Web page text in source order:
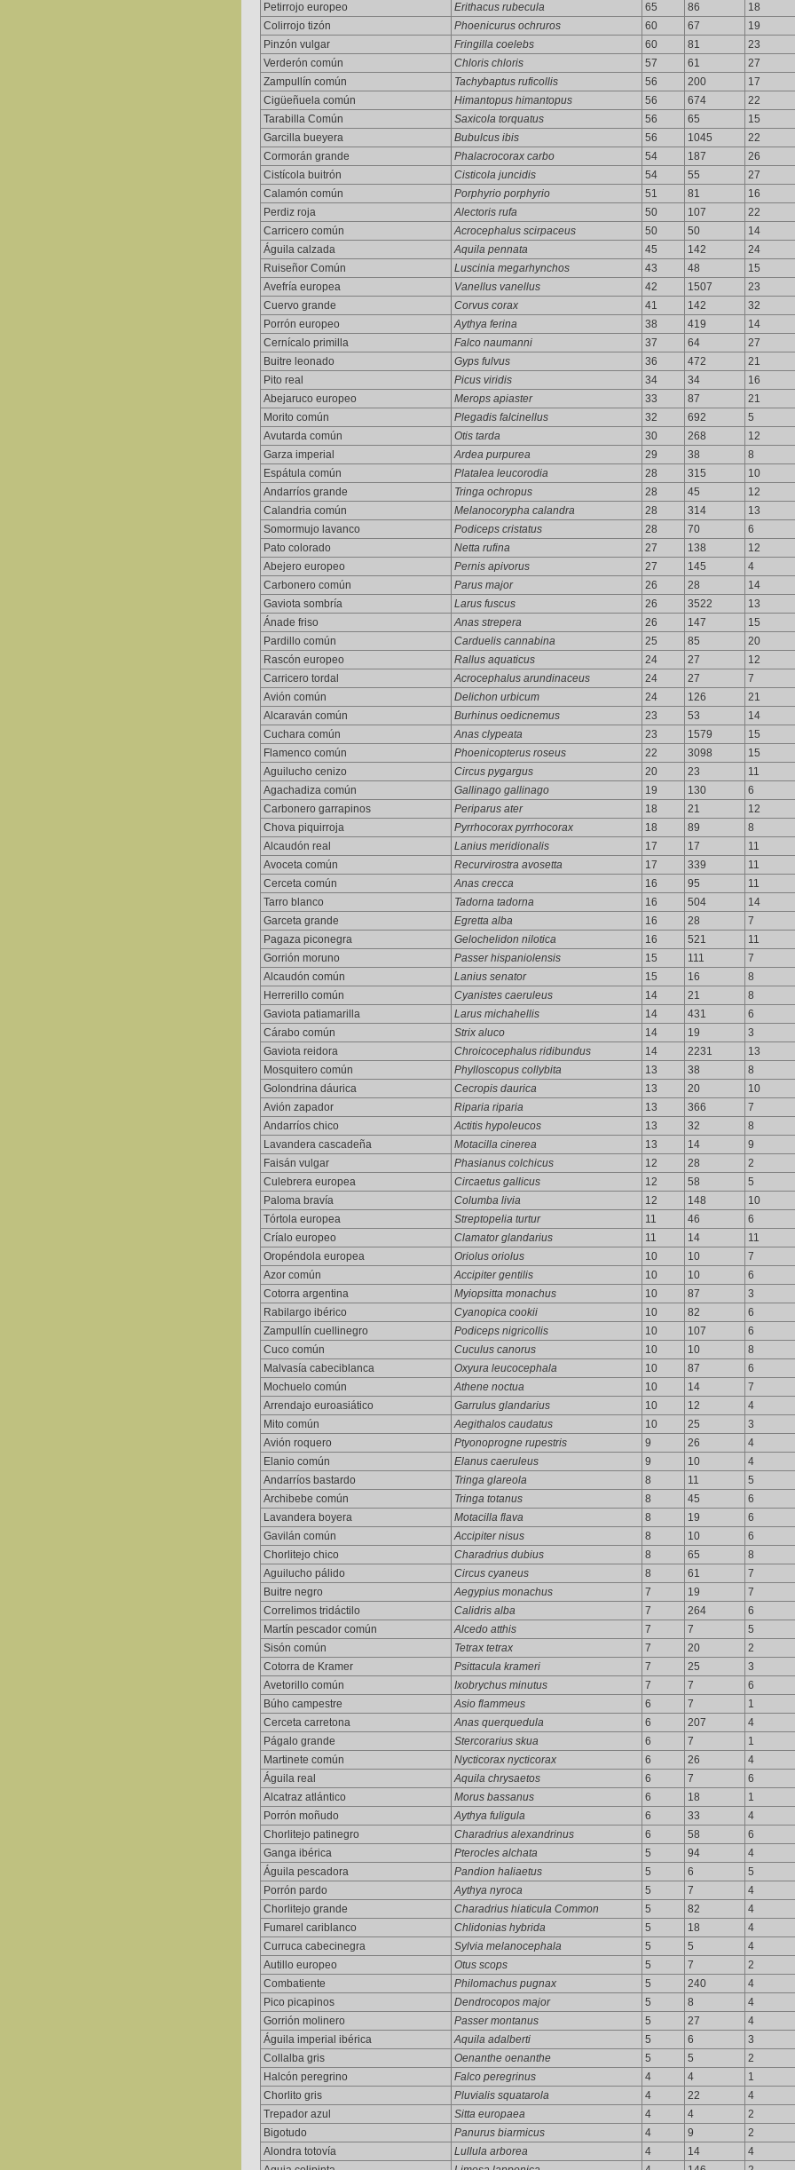
Petirrojo europeo
Erithacus rubecula 65 86 18
Colirrojo tizón
Phoenicurus ochruros 60 67 19
Pinzón vulgar
Fringilla coelebs 60 81 23
Verderón común
Chloris chloris 57 61 27
Zampullín común
Tachybaptus ruficollis 56 200 17
Cigüeñuela común
Himantopus himantopus 56 674 22
Tarabilla Común
Saxicola torquatus 56 65 15
Garcilla bueyera
Bubulcus ibis 56 1045 22
Cormorán grande
Phalacrocorax carbo 54 187 26
Cistícola buitrón
Cisticola juncidis 54 55 27
Calamón común
Porphyrio porphyrio 51 81 16
Perdiz roja
Alectoris rufa 50 107 22
Carricero común
Acrocephalus scirpaceus 50 50 14
Águila calzada
Aquila pennata 45 142 24
Ruiseñor Común
Luscinia megarhynchos 43 48 15
Avefría europea
Vanellus vanellus 42 1507 23
Cuervo grande
Corvus corax 41 142 32
Porrón europeo
Aythya ferina 38 419 14
Cernícalo primilla
Falco naumanni 37 64 27
Buitre leonado
Gyps fulvus 36 472 21
Pito real
Picus viridis 34 34 16
Abejaruco europeo
Merops apiaster 33 87 21
Morito común
Plegadis falcinellus 32 692 5
Avutarda común
Otis tarda 30 268 12
Garza imperial
Ardea purpurea 29 38 8
Espátula común
Platalea leucorodia 28 315 10
Andarríos grande
Tringa ochropus 28 45 12
Calandria común
Melanocorypha calandra 28 314 13
Somormujo lavanco
Podiceps cristatus 28 70 6
Pato colorado
Netta rufina 27 138 12
Abejero europeo
Pernis apivorus 27 145 4
Carbonero común
Parus major 26 28 14
Gaviota sombría
Larus fuscus 26 3522 13
Ánade friso
Anas strepera 26 147 15
Pardillo común
Carduelis cannabina 25 85 20
Rascón europeo
Rallus aquaticus 24 27 12
Carricero tordal
Acrocephalus arundinaceus 24 27 7
Avión común
Delichon urbicum 24 126 21
Alcaraván común
Burhinus oedicnemus 23 53 14
Cuchara común
Anas clypeata 23 1579 15
Flamenco común
Phoenicopterus roseus 22 3098 15
Aguilucho cenizo
Circus pygargus 20 23 11
Agachadiza común
Gallinago gallinago 19 130 6
Carbonero garrapinos
Periparus ater 18 21 12
Chova piquirroja
Pyrrhocorax pyrrhocorax 18 89 8
Alcaudón real
Lanius meridionalis 17 17 11
Avoceta común
Recurvirostra avosetta 17 339 11
Cerceta común
Anas crecca 16 95 11
Tarro blanco
Tadorna tadorna 16 504 14
Garceta grande
Egretta alba 16 28 7
Pagaza piconegra
Gelochelidon nilotica 16 521 11
Gorrión moruno
Passer hispaniolensis 15 111 7
Alcaudón común
Lanius senator 15 16 8
Herrerillo común
Cyanistes caeruleus 14 21 8
Gaviota patiamarilla
Larus michahellis 14 431 6
Cárabo común
Strix aluco 14 19 3
Gaviota reidora
Chroicocephalus ridibundus 14 2231 13
Mosquitero común
Phylloscopus collybita 13 38 8
Golondrina dáurica
Cecropis daurica 13 20 10
Avión zapador
Riparia riparia 13 366 7
Andarríos chico
Actitis hypoleucos 13 32 8
Lavandera cascadeña
Motacilla cinerea 13 14 9
Faisán vulgar
Phasianus colchicus 12 28 2
Culebrera europea
Circaetus gallicus 12 58 5
Paloma bravía
Columba livia 12 148 10
Tórtola europea
Streptopelia turtur 11 46 6
Críalo europeo
Clamator glandarius 11 14 11
Oropéndola europea
Oriolus oriolus 10 10 7
Azor común
Accipiter gentilis 10 10 6
Cotorra argentina
Myiopsitta monachus 10 87 3
Rabilargo ibérico
Cyanopica cookii 10 82 6
Zampullín cuellinegro
Podiceps nigricollis 10 107 6
Cuco común
Cuculus canorus 10 10 8
Malvasía cabeciblanca
Oxyura leucocephala 10 87 6
Mochuelo común
Athene noctua 10 14 7
Arrendajo euroasiático
Garrulus glandarius 10 12 4
Mito común
Aegithalos caudatus 10 25 3
Avión roquero
Ptyonoprogne rupestris 9 26 4
Elanio común
Elanus caeruleus 9 10 4
Andarríos bastardo
Tringa glareola 8 11 5
Archibebe común
Tringa totanus 8 45 6
Lavandera boyera
Motacilla flava 8 19 6
Gavilán común
Accipiter nisus 8 10 6
Chorlitejo chico
Charadrius dubius 8 65 8
Aguilucho pálido
Circus cyaneus 8 61 7
Buitre negro
Aegypius monachus 7 19 7
Correlimos tridáctilo
Calidris alba 7 264 6
Martín pescador común
Alcedo atthis 7 7 5
Sisón común
Tetrax tetrax 7 20 2
Cotorra de Kramer
Psittacula krameri 7 25 3
Avetorillo común
Ixobrychus minutus 7 7 6
Búho campestre
Asio flammeus 6 7 1
Cerceta carretona
Anas querquedula 6 207 4
Págalo grande
Stercorarius skua 6 7 1
Martinete común
Nycticorax nycticorax 6 26 4
Águila real
Aquila chrysaetos 6 7 6
Alcatraz atlántico
Morus bassanus 6 18 1
Porrón moñudo
Aythya fuligula 6 33 4
Chorlitejo patinegro
Charadrius alexandrinus 6 58 6
Ganga ibérica
Pterocles alchata 5 94 4
Águila pescadora
Pandion haliaetus 5 6 5
Porrón pardo
Aythya nyroca 5 7 4
Chorlitejo grande
Charadrius hiaticula Common 5 82 4
Fumarel cariblanco
Chlidonias hybrida 5 18 4
Curruca cabecinegra
Sylvia melanocephala 5 5 4
Autillo europeo
Otus scops 5 7 2
Combatiente
Philomachus pugnax 5 240 4
Pico picapinos
Dendrocopos major 5 8 4
Gorrión molinero
Passer montanus 5 27 4
Águila imperial ibérica
Aquila adalberti 5 6 3
Collalba gris
Oenanthe oenanthe 5 5 2
Halcón peregrino
Falco peregrinus 4 4 1
Chorlito gris
Pluvialis squatarola 4 22 4
Trepador azul
Sitta europaea 4 4 2
Bigotudo
Panurus biarmicus 4 9 2
Alondra totovía
Lullula arborea 4 14 4